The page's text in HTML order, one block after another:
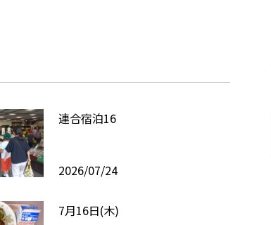
連合宿泊16
2026/07/24
7月16日(木)